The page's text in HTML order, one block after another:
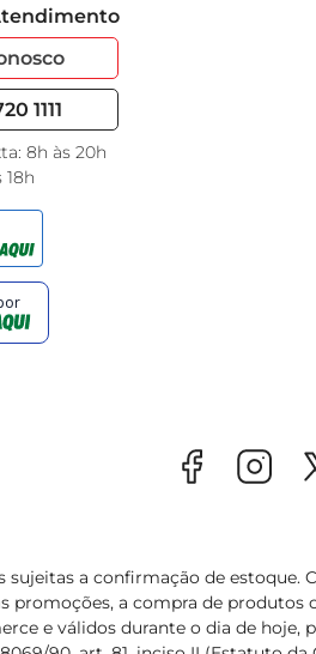
1111
8h às 20h
18h
a confirmação de estoque.
promoções, a compra de produtos
e válidos durante o dia de hoje,